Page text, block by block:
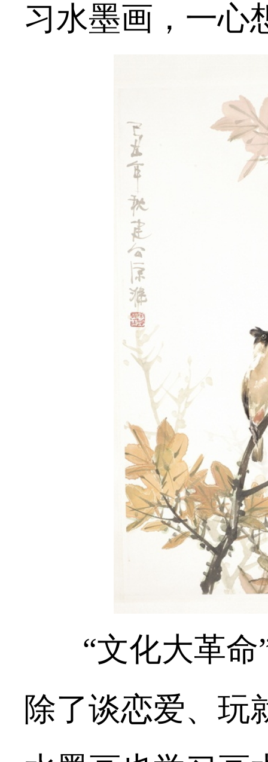
习水墨画，一心
“文化大革命
除了谈恋爱、玩